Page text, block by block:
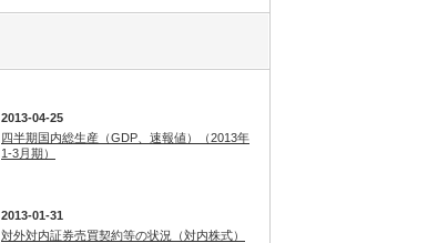
2013-04-25
四半期国内総生産（GDP、速報値）（2013年
1-3月期）
2013-01-31
対外対内証券売買契約等の状況（対内株式）